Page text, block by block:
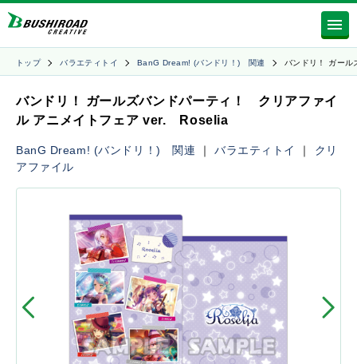
トップ バラエティトイ BanG Dream! (バンドリ！) 関連 バンドリ！ ガー
バンドリ！ ガールズバンドパーティ！ クリアファイ
ル アニメイトフェア ver. Roselia
BanG Dream! (バンドリ！) 関連 ｜バラエティトイ ｜ クリ
アファイル